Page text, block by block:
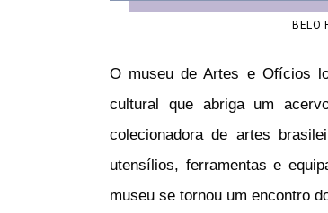
BELO
O museu de Artes e Ofícios
cultural que abriga um
colecionadora de artes
utensílios, ferramentas e
museu se tornou um encontro